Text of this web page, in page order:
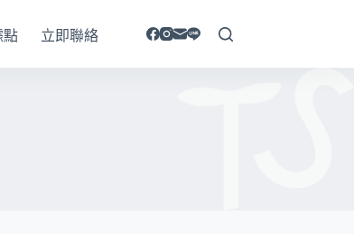
點 立即聯絡